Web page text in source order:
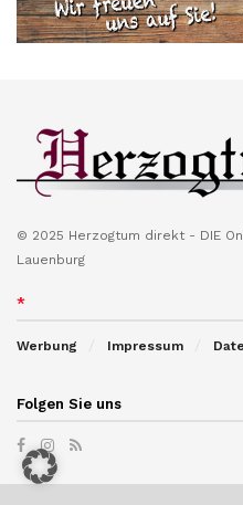
© 2025 Herzogtum direkt - DIE
Lauenburg
*
Werbung Impressum
Folgen Sie uns